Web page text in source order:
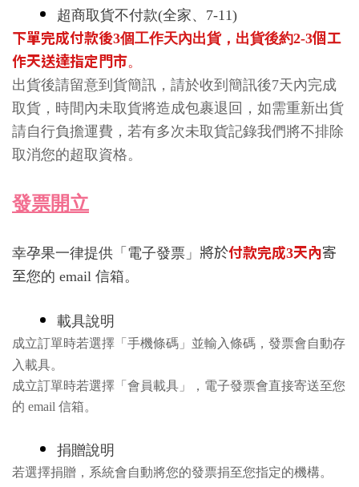
超商取貨不付款(全家、 7-11)
下單完成付款後3個工作天內出貨， 出貨後約2-3個工
作天送達指定門市。
出貨後請留意到貨簡訊，請於收到簡訊後7天內完成
取貨，時間內未取貨將造成包裹退回，如需重新出貨
請自行負擔運費，若有多次未取貨記錄我們將不排除
取消您的超取資格。
發票開立
幸孕果一律提供「電子發票」 將於付款完成3天內寄
至您的 email 信箱。
載具說明
成立訂單時若選擇「手機條碼」並輸入條碼，發票會自動存
入載具。
成立訂單時若選擇「會員載具」，電子發票會直接寄送至您
的 email 信箱。
捐贈說明
若選擇捐贈，系統會自動將您的發票捐至您指定的機構。